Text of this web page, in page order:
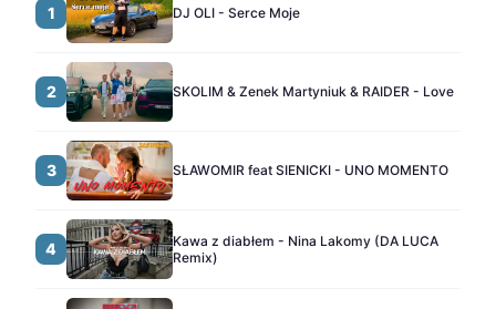
1 DJ OLI - Serce Moje
2 SKOLIM & Zenek Martyniuk & RAIDER - Love
3 SŁAWOMIR feat SIENICKI - UNO MOMENTO
4
Kawa z diabłem - Nina Lakomy (DA LUCA
Remix)